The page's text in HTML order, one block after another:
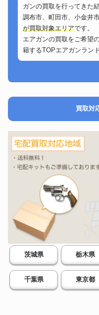
ガンの買取を行ってきた
調布市、町田市、小金井
が買取対象エリアです。
エアガンの買取をご希望
籍するTOPエアガンラン
買取対
茨城県 栃木県
千葉県 東京都